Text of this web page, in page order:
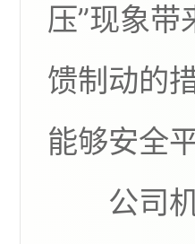
压”现象
馈制动的
能够安全
公司机